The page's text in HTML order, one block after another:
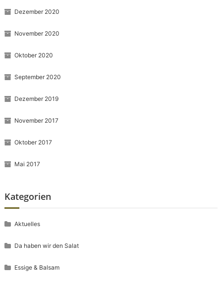
Dezember 2020
November 2020
Oktober 2020
September 2020
Dezember 2019
November 2017
Oktober 2017
Mai 2017
Kategorien
Aktuelles
Da haben wir den Salat
Essige & Balsam